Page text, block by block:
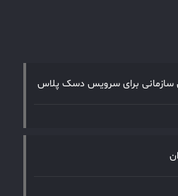
سازمانی برای سرویس دسک پلاس